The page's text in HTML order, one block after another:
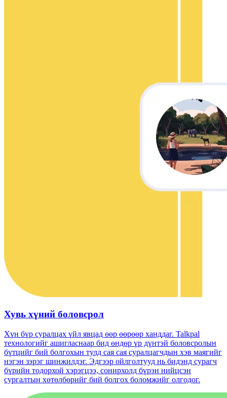
Хувь хүний ​​боловсрол
Хүн бүр суралцах үйл явцад өөр өөрөөр ханддаг. Talkpal
технологийг ашигласнаар бид өндөр үр дүнтэй боловсролын
бүтцийг бий болгохын тулд сая сая суралцагчдын хэв маягийг
нэгэн зэрэг шинжилдэг. Эдгээр ойлголтууд нь бидэнд сурагч
бүрийн тодорхой хэрэгцээ, сонирхолд бүрэн нийцсэн
сургалтын хөтөлбөрийг бий болгох боломжийг олгодог.